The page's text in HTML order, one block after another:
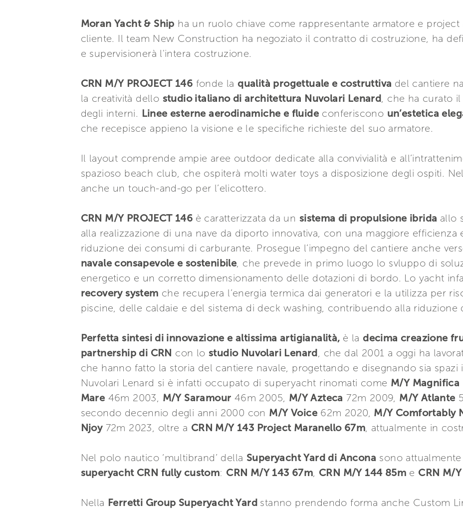
Moran Yacht & Ship ha un ruolo chiave come rappresentante armatore e
cliente. Il team New Construction ha negoziato il contratto di costruzione, ha
e supervisionerà l'intera costruzione.
CRN M/Y PROJECT 146 fonde la qualità progettuale e costruttiva del cantiere
la creatività dello studio italiano di architettura Nuvolari Lenard, che ha curato
degli interni. Linee esterne aerodinamiche e fluideconferiscono un’estetica
che recepisce appieno la visione e le specifiche richieste del suo armatore.
Il layout comprende ampie aree outdoor dedicate alla convivialità e
spazioso beach club, che ospiterà molti water toys a disposizione degli ospiti.
anche un touch-and-go per l’elicottero.
CRN M/Y PROJECT 146 è caratterizzata da un sistema di propulsione ibrida allo
alla realizzazione di una nave da diporto innovativa, con una maggiore efficienza
riduzione dei consumi di carburante. Prosegue l’impegno del cantiere anche
navale consapevole e sostenibile, che prevede in primo luogo lo svluppo di
energetico e un corretto dimensionamento delle dotazioni di bordo. Lo yacht
recovery system che recupera l’energia termica dai generatori e la utilizza per
piscine, delle caldaie e del sistema di deck washing, contribuendo alla riduzione
Perfetta sintesi di innovazione e altissima artigianalità, è la decima creazione
partnership di CRN con lo studio Nuvolari Lenard, che dal 2001 a oggi ha
che hanno fatto la storia del cantiere navale, progettando e disegnando sia spazi
Nuvolari Lenard si è infatti occupato di superyacht rinomati come M/Y Magnifica
Mare 46m 2003, M/Y Saramour 46m 2005, M/Y Azteca 72m 2009, M/Y Atlante
secondo decennio degli anni 2000 con M/Y Voice62m 2020, M/Y Comfortably
Njoy72m 2023, oltre a CRN M/Y 143 Project Maranello 67m, attualmente in
Nel polo nautico ‘multibrand’ della Superyacht Yard di Ancona sono attualmente
superyacht CRN fully custom: CRN M/Y 143 67m, CRN M/Y 144 85me CRN M/
Nella Ferretti Group Superyacht Yard stanno prendendo forma anche Custom